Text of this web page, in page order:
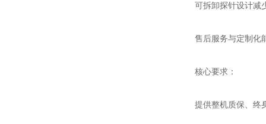
可拆卸探针设计减少
售后服务与定制化
核心要求：
提供整机质保、终身